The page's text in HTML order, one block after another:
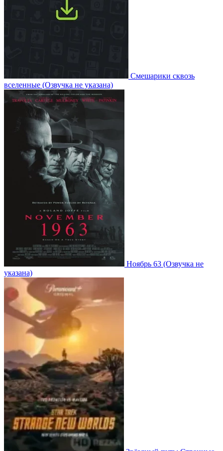
Смешарики сквозь
вселенные (Озвучка не указана)
Ноябрь 63 (Озвучка не
указана)